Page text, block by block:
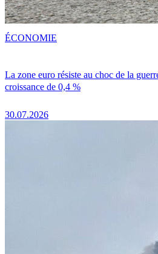
La zone euro résiste au choc de la
croissance de 0,4 %
30.07.2026
ÉCONOMIE